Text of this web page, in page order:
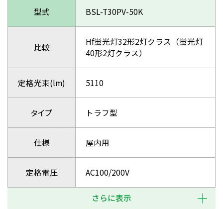
型式 BSL-T30PV-50K
比較
Hf蛍光灯32形2灯クラス（蛍光灯
40形2灯クラス）
定格光束(lm) 5110
タイプ トラフ型
仕様 屋内用
定格電圧 AC100/200V
さらに表示